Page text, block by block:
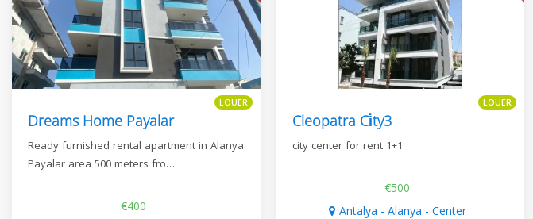
LOUER
Dreams Home Payalar
Ready furnished rental apartment in Alanya
Payalar area 500 meters fro…
€400
LOUER
Cleopatra Ci̇ty3
city center for rent 1+1
€500
Antalya - Alanya - Center